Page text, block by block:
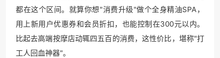
都在这个区间。就算你想"消费升级"做个全身精油SPA，
用上新用户优惠券和会员折扣，也能控制在300元以内。
比起去高端按摩店动辄四五百的消费，这性价比，堪称"打
工人回血神器"。